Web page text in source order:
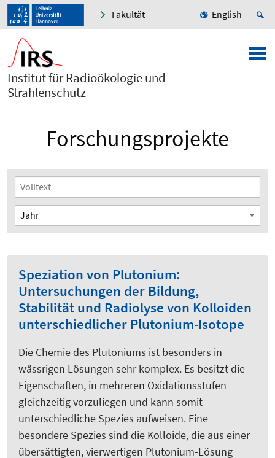
Fakultät English
Institut für Radioökologie und
Strahlenschutz
Forschungsprojekte
Speziation von Plutonium:
Untersuchungen der Bildung,
Stabilität und Radiolyse von Kolloiden
unterschiedlicher Plutonium-Isotope
Die Chemie des Plutoniums ist besonders in
wässrigen Lösungen sehr komplex. Es besitzt die
Eigenschaften, in mehreren Oxidationsstufen
gleichzeitig vorzuliegen und kann somit
unterschiedliche Spezies aufweisen. Eine
besondere Spezies sind die Kolloide, die aus einer
übersättigten, vierwertigen Plutonium-Lösung